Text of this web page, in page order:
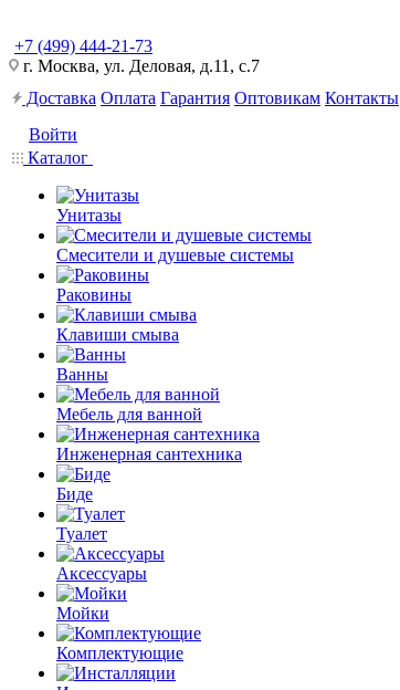
+7 (499) 444-21-73
г. Москва, ул. Деловая, д.11, с.7
Доставка Оплата Гарантия Оптовикам Контакты
Войти
Каталог
Унитазы
Смесители и душевые системы
Раковины
Клавиши смыва
Ванны
Мебель для ванной
Инженерная сантехника
Биде
Туалет
Аксессуары
Мойки
Комплектующие